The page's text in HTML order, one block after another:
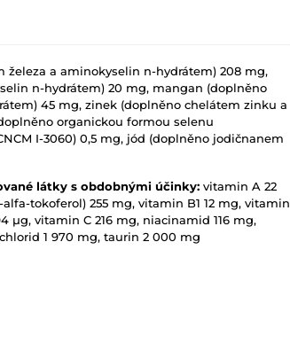
železa a aminokyselin n-hydrátem) 208 mg,
n-hydrátem) 20 mg, mangan (doplněno
45 mg, zinek (doplněno chelátem zinku a
organickou formou selenu
I-3060) 0,5 mg, jód (doplněno jodičnanem
látky s obdobnými účinky: vitamin A 22
tokoferol) 255 mg, vitamin B1 12 mg, vitamin
µg, vitamin C 216 mg, niacinamid 116 mg,
1 970 mg, taurin 2 000 mg